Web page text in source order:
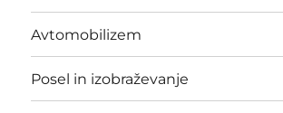
Avtomobilizem
Posel in izobraževanje